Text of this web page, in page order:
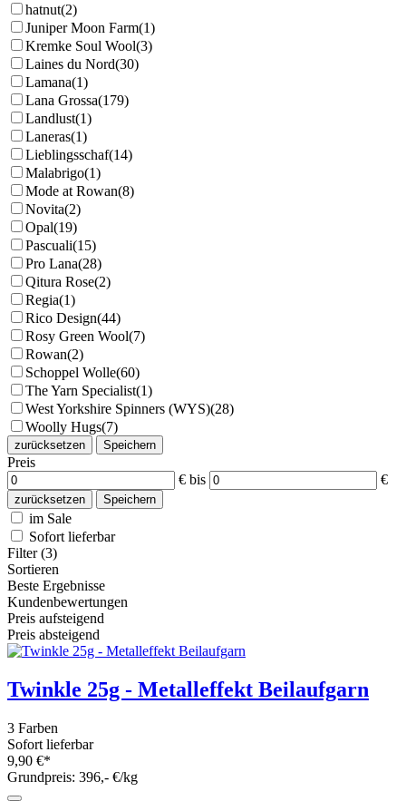
hatnut(2)
Juniper Moon Farm(1)
Kremke Soul Wool(3)
Laines du Nord(30)
Lamana(1)
Lana Grossa(179)
Landlust(1)
Laneras(1)
Lieblingsschaf(14)
Malabrigo(1)
Mode at Rowan(8)
Novita(2)
Opal(19)
Pascuali(15)
Pro Lana(28)
Qitura Rose(2)
Regia(1)
Rico Design(44)
Rosy Green Wool(7)
Rowan(2)
Schoppel Wolle(60)
The Yarn Specialist(1)
West Yorkshire Spinners (WYS)(28)
Woolly Hugs(7)
zurücksetzen Speichern
Preis
€ bis €
zurücksetzen Speichern
im Sale
Sofort lieferbar
Filter (3)
Sortieren
Beste Ergebnisse
Kundenbewertungen
Preis aufsteigend
Preis absteigend
Twinkle 25g - Metalleffekt Beilaufgarn
3 Farben
Sofort lieferbar
9,90 €*
Grundpreis: 396,- €/kg